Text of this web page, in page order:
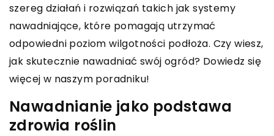
szereg działań i rozwiązań takich jak systemy
nawadniające, które pomagają utrzymać
odpowiedni poziom wilgotności podłoża. Czy wiesz,
jak skutecznie nawadniać swój ogród? Dowiedz się
więcej w naszym poradniku!
Nawadnianie jako podstawa
zdrowia roślin